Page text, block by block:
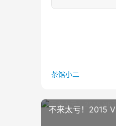
茶馆小二
不来太亏！2015